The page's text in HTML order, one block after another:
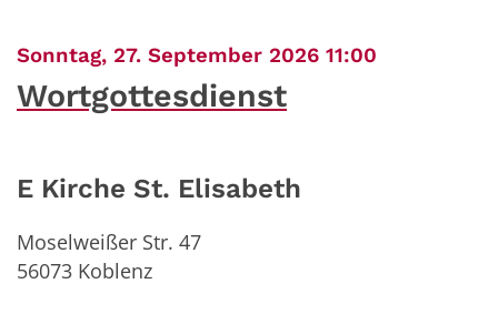
Sonntag, 27. September 2026 11:00
Wortgottesdienst
E Kirche St. Elisabeth
Moselweißer Str. 47
56073 Koblenz